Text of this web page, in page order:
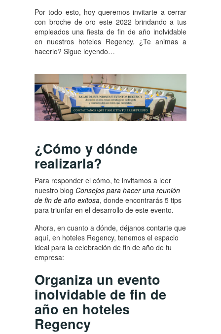
Por todo esto, hoy queremos invitarte a cerrar
con broche de oro este 2022 brindando a tus
empleados una fiesta de fin de año inolvidable
en nuestros hoteles Regency. ¿Te animas a
hacerlo? Sigue leyendo…
¿Cómo y dónde
realizarla?
Para responder el cómo, te invitamos a leer
nuestro blog Consejos para hacer una reunión
de fin de año exitosa, donde encontrarás 5 tips
para triunfar en el desarrollo de este evento.
Ahora, en cuanto a dónde, déjanos contarte que
aquí, en hoteles Regency, tenemos el espacio
ideal para la celebración de fin de año de tu
empresa:
Organiza un evento
inolvidable de fin de
año en hoteles
Regency